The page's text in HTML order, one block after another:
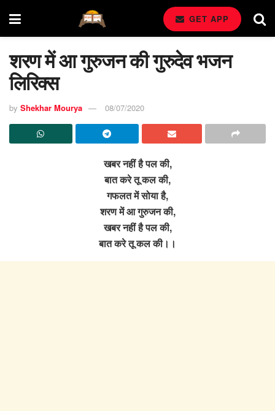
GET APP
शरण में आ गुरुजन की गुरुदेव भजन
लिरिक्स
by Shekhar Mourya 08/07/2020
खबर नहीं है पल की,
बात करे तू कल की,
गफलत में सोया है,
शरण में आ गुरुजन की,
खबर नहीं है पल की,
बात करे तू कल की।।